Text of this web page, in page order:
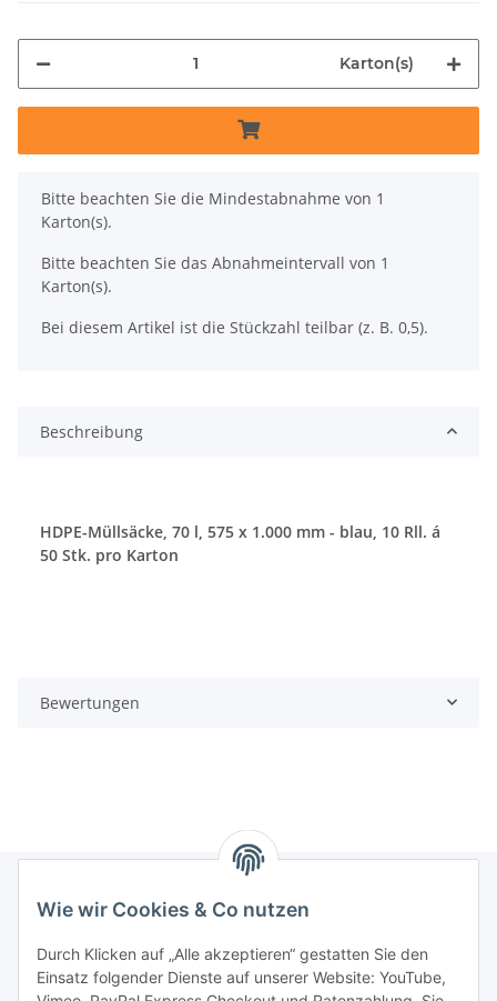
Karton(s)
x
Bitte beachten Sie die Mindestabnahme von 1
Karton(s).
Bitte beachten Sie das Abnahmeintervall von 1
Karton(s).
Bei diesem Artikel ist die Stückzahl teilbar (z. B. 0,5).
Beschreibung
HDPE-Müllsäcke, 70 l, 575 x 1.000 mm - blau, 10 Rll. á
50 Stk. pro Karton
Bewertungen
Gesetzliche Informationen
Wie wir Cookies & Co nutzen
Durch Klicken auf „Alle akzeptieren“ gestatten Sie den
Einsatz folgender Dienste auf unserer Website: YouTube,